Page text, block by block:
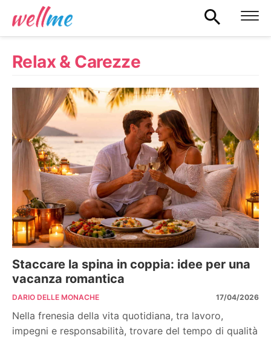
Relax & Carezze
Staccare la spina in coppia: idee per una
vacanza romantica
DARIO DELLE MONACHE 17/04/2026
Nella frenesia della vita quotidiana, tra lavoro,
impegni e responsabilità, trovare del tempo di qualità